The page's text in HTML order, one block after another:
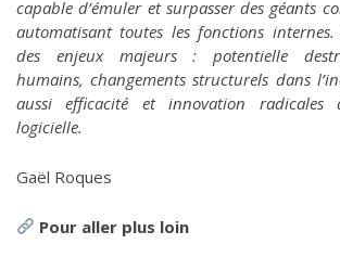
capable d’émuler et surpasser des géants
automatisant toutes les fonctions
des enjeux majeurs : potentielle
humains, changements structurels dans
aussi efficacité et innovation radicales
logicielle.
Gaël Roques
Pour aller plus loin